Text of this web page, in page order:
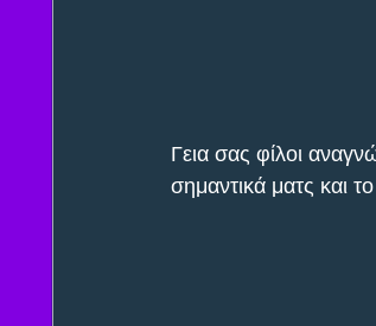
Γεια σας φίλοι
σημαντικά ματς και